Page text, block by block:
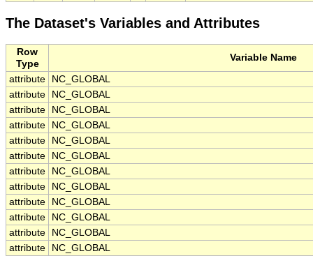
The Dataset's Variables and Attributes
Row
Type
Variable Name
attribute
NC_GLOBAL
attribute
NC_GLOBAL
attribute
NC_GLOBAL
attribute
NC_GLOBAL
attribute
NC_GLOBAL
attribute
NC_GLOBAL
attribute
NC_GLOBAL
attribute
NC_GLOBAL
attribute
NC_GLOBAL
attribute
NC_GLOBAL
attribute
NC_GLOBAL
attribute
NC_GLOBAL